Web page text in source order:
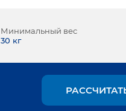
Минимальный вес
30 кг